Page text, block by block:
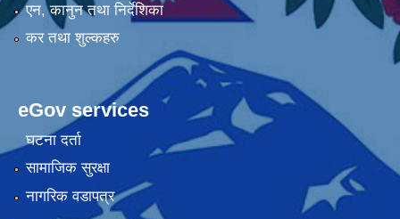
एन, कानुन तथा निर्देशिका
कर तथा शुल्कहरु
eGov services
घटना दर्ता
सामाजिक सुरक्षा
नागरिक वडापत्र